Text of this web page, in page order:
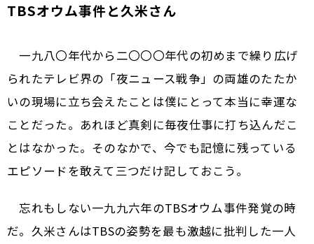
TBSオウム事件と久米さん
一九八〇年代から二〇〇〇年代の初めまで繰り広げ
られたテレビ界の「夜ニュース戦争」の両雄のたたか
いの現場に立ち会えたことは僕にとって本当に幸運な
ことだった。あれほど真剣に毎夜仕事に打ち込んだこ
とはなかった。そのなかで、今でも記憶に残っている
エピソードを敢えて三つだけ記しておこう。
忘れもしない一九九六年のTBSオウム事件発覚の時
だ。久米さんはTBSの姿勢を最も激越に批判した一人